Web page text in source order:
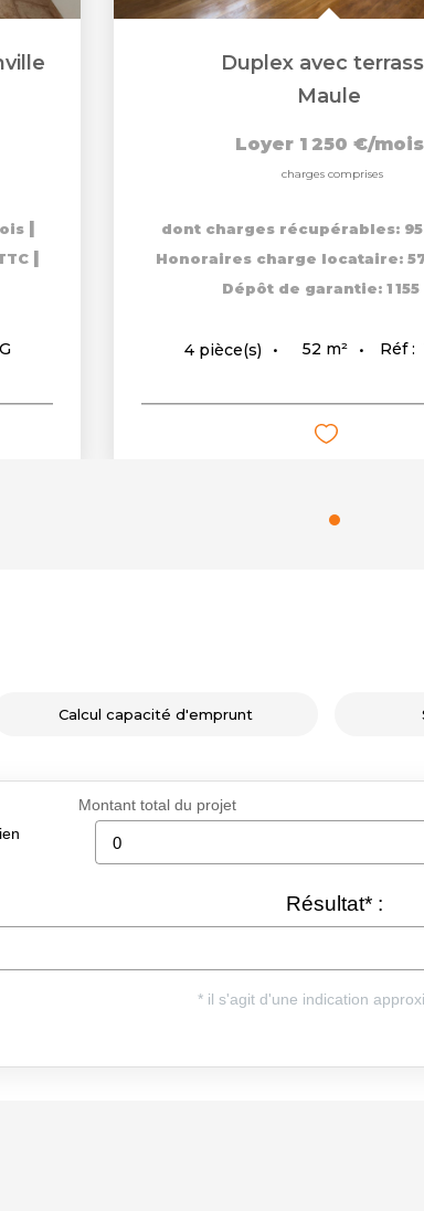
|
|
Duplex avec
Maule
Loyer 1 250 €/mois
charges comprises
dont charges récupérables:
Honoraires charge locataire:
Dépôt de garantie: 1 155
4 pièce(s) 52 m² Réf :
Calcul capacité d'emprunt